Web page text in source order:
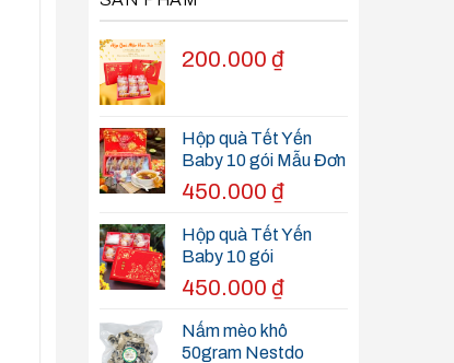
200.000 ₫
Hộp quà Tết Yến
Baby 10 gói Mẫu Đơn
450.000 ₫
Hộp quà Tết Yến
Baby 10 gói
450.000 ₫
Nấm mèo khô
50gram Nestdo